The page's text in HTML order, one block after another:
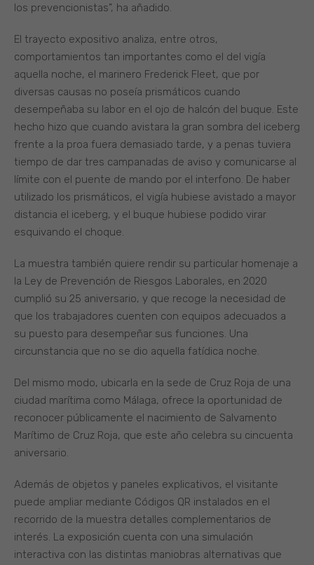
los prevencionistas”, ha añadido.
El trayecto expositivo analiza, entre otros,
comportamientos tan importantes como el del vigía
aquella noche, el marinero Frederick Fleet, que por
diversas causas no poseía prismáticos cuando
desempeñaba su labor en el ojo de halcón del buque. Este
hecho hizo que cuando avistara la gran sombra del iceberg
frente a la proa fuera demasiado tarde, y a penas tuviera
tiempo de dar tres campanadas de aviso y comunicarse al
límite con el puente de mando por el interfono. De haber
utilizado los prismáticos, el vigía hubiese avistado a mayor
distancia el iceberg, y el buque hubiese podido virar
esquivando el choque.
La muestra también quiere rendir su particular homenaje a
la Ley de Prevención de Riesgos Laborales, en 2020
cumplió su 25 aniversario, y que recoge la necesidad de
que los trabajadores cuenten con equipos adecuados a
su puesto para desempeñar sus funciones. Una
circunstancia que no se dio aquella fatídica noche.
Del mismo modo, ubicarla en la sede de Cruz Roja de una
ciudad marítima como Málaga, ofrece la oportunidad de
reconocer públicamente el nacimiento de Salvamento
Marítimo de Cruz Roja, que este año celebra su cincuenta
aniversario.
Además de objetos y paneles explicativos, el visitante
puede ampliar mediante Códigos QR instalados en el
recorrido de la muestra detalles complementarios de
interés. La exposición cuenta con una simulación
interactiva con las distintas maniobras alternativas que